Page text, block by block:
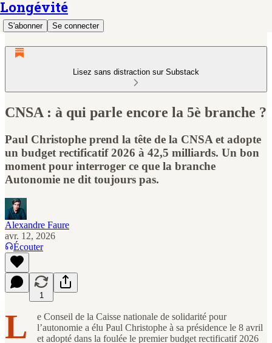
Longévité
S'abonner Se connecter
Lisez sans distraction sur Substack
CNSA : à qui parle encore la 5è branche ?
Paul Christophe prend la tête de la CNSA et adopte
un budget rectificatif 2026 à 42,5 milliards. Un bon
moment pour interroger ce que la branche
Autonomie ne dit toujours pas.
Alexandre Faure
avr. 12, 2026
Écouter
1
L
e Conseil de la Caisse nationale de solidarité pour
l’autonomie a élu Paul Christophe à sa présidence le 8 avril
et adopté dans la foulée le premier budget rectificatif 2026